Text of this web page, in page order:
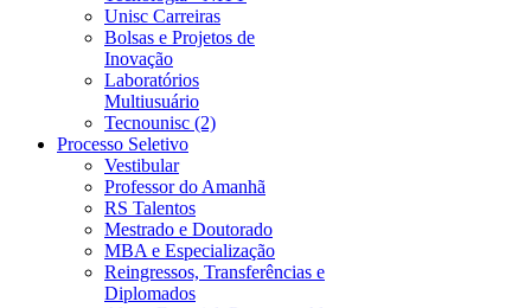
Unisc Carreiras
Bolsas e Projetos de
Inovação
Laboratórios
Multiusuário
Tecnounisc (2)
Processo Seletivo
Vestibular
Professor do Amanhã
RS Talentos
Mestrado e Doutorado
MBA e Especialização
Reingressos, Transferências e
Diplomados